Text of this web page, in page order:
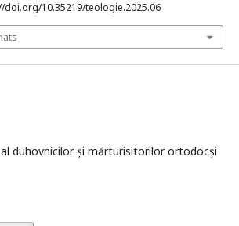
10.35219/teologie.2025.06
duhovnicilor și mărturisitorilor ortodocși